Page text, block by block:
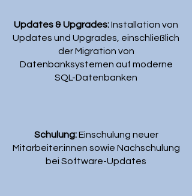
Updates & Upgrades:Installation von
Updates und Upgrades, einschließlich
der Migration von
Datenbanksystemen auf moderne
SQL-Datenbanken
Schulung:Einschulung neuer
Mitarbeiter:innen sowie Nachschulung
bei Software-Updates